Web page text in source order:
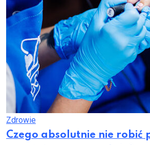
Zdrowie
Czego absolutnie nie robić